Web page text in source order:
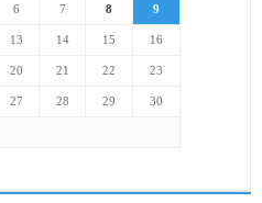
6 7 8 9
13 14 15 16
20 21 22 23
27 28 29 30